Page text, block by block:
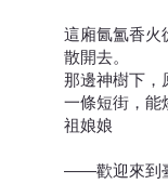
這廂氤氳香火
散開去。
那邊神樹下，
一條短街，能
祖娘娘
——歡迎來到